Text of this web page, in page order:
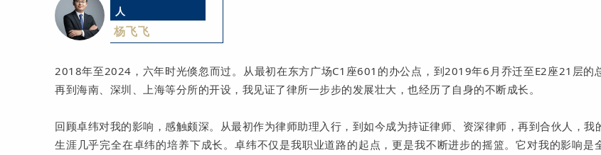
人
杨飞飞
2018年至2024，六年时光倏忽而过。从最初在东方广场C1座601的办公点，到2019年6月乔迁至E2座21层的
再到海南、深圳、上海等分所的开设，我见证了律所一步步的发展壮大，也经历了自身的不断成长。
回顾卓纬对我的影响，感触颇深。从最初作为律师助理入行，到如今成为持证律师、资深律师，再到合伙人，我
生涯几乎完全在卓纬的培养下成长。卓纬不仅是我职业道路的起点，更是我不断进步的摇篮。它对我的影响是